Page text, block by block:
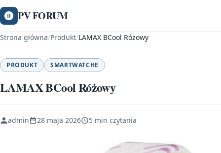
PV FORUM
Strona główna/Produkt/LAMAX BCool Różowy
PRODUKT SMARTWATCHE
LAMAX BCool Różowy
admin 28 maja 2026 5 min czytania